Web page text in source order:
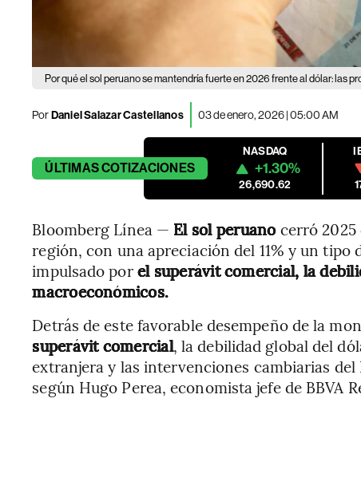
Por qué el sol peruano se mantendría fuerte en 2026 frente al dólar: las
PorDaniel Salazar Castellanos 03 de enero, 2026 | 05:00 AM
ÚLTIMASCOTIZACIONES
NASDAQ
+1.30%
26,690.62
Bloomberg Línea — El sol peruanocerró 2025
región, con una apreciación del 11% y un
impulsado porel superávit comercial, la
macroeconómicos.
Detrás de este favorable desempeño de la
superávit comercial, la debilidad global del
extranjera y las intervenciones cambiarias del
según Hugo Perea, economista jefe de BBVA